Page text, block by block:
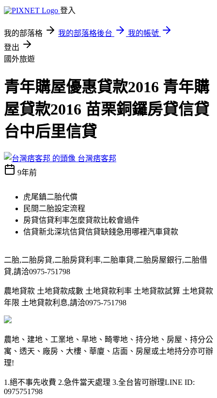
登入
我的部落格 我的部落格後台
我的帳號
登出
國外旅遊
青年購屋優惠貸款2016 青年購
屋貸款2016 苗栗銅鑼房貸信貸
台中后里信貸
台灣痞客邦
9年前
虎尾鎮二胎代償
民間二胎設定流程
房貸信貸利率怎麼貸款比較會過件
信貸新北深坑信貸信貸缺錢急用哪裡汽車貸款
二胎,二胎房貸,二胎房貸利率,二胎車貸,二胎房屋銀行,二胎借
貸,請洽0975-751798
農地貸款 土地貸款成數 土地貸款利率 土地貸款試算 土地貸款
年限 土地貸款利息,請洽0975-751798
農地、建地、工業地、旱地、畸零地、持分地、房屋、持分公
寓、透天、廠房、大樓、華廈、店面、房屋或土地持分亦可辦
理!
1.絕不事先收費 2.急件當天處理 3.全台皆可辦理LINE ID:
0975751798